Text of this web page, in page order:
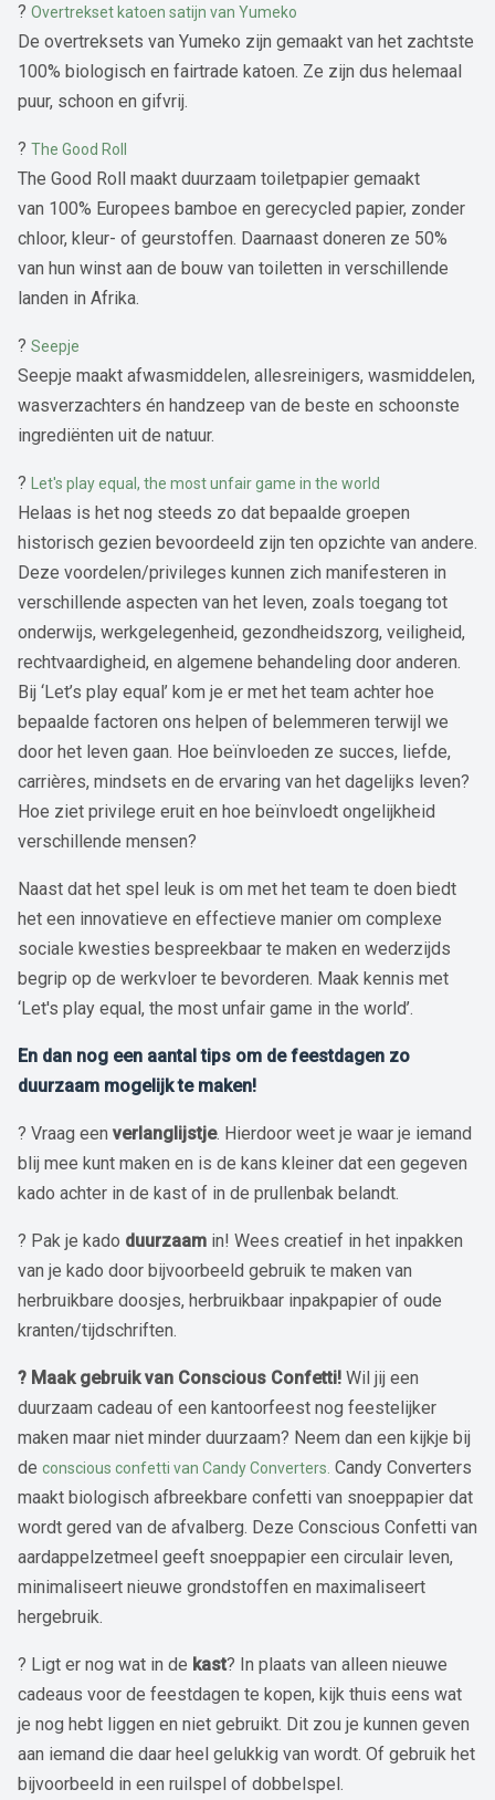
? Overtrekset katoen satijn van Yumeko
De overtreksets van Yumeko zijn gemaakt van het zachtste
100% biologisch en fairtrade katoen. Ze zijn dus helemaal
puur, schoon en gifvrij.
? The Good Roll
The Good Roll maakt duurzaam toiletpapier gemaakt
van 100% Europees bamboe en gerecycled papier, zonder
chloor, kleur- of geurstoffen. Daarnaast doneren ze 50%
van hun winst aan de bouw van toiletten in verschillende
landen in Afrika.
? Seepje
Seepje maakt afwasmiddelen, allesreinigers, wasmiddelen,
wasverzachters én handzeep van de beste en schoonste
ingrediënten uit de natuur.
? Let's play equal, the most unfair game in the world
Helaas is het nog steeds zo dat bepaalde groepen
historisch gezien bevoordeeld zijn ten opzichte van andere.
Deze voordelen/privileges kunnen zich manifesteren in
verschillende aspecten van het leven, zoals toegang tot
onderwijs, werkgelegenheid, gezondheidszorg, veiligheid,
rechtvaardigheid, en algemene behandeling door anderen.
Bij ‘Let’s play equal’ kom je er met het team achter hoe
bepaalde factoren ons helpen of belemmeren terwijl we
door het leven gaan. Hoe beïnvloeden ze succes, liefde,
carrières, mindsets en de ervaring van het dagelijks leven?
Hoe ziet privilege eruit en hoe beïnvloedt ongelijkheid
verschillende mensen?
Naast dat het spel leuk is om met het team te doen biedt
het een innovatieve en effectieve manier om complexe
sociale kwesties bespreekbaar te maken en wederzijds
begrip op de werkvloer te bevorderen. Maak kennis met
‘Let's play equal, the most unfair game in the world’.
En dan nog een aantal tips om de feestdagen zo
duurzaam mogelijk te maken!
? Vraag een verlanglijstje. Hierdoor weet je waar je iemand
blij mee kunt maken en is de kans kleiner dat een gegeven
kado achter in de kast of in de prullenbak belandt.
? Pak je kado duurzaam in! Wees creatief in het inpakken
van je kado door bijvoorbeeld gebruik te maken van
herbruikbare doosjes, herbruikbaar inpakpapier of oude
kranten/tijdschriften.
? Maak gebruik van Conscious Confetti! Wil jij een
duurzaam cadeau of een kantoorfeest nog feestelijker
maken maar niet minder duurzaam? Neem dan een kijkje bij
de conscious confetti van Candy Converters. Candy Converters
maakt biologisch afbreekbare confetti van snoeppapier dat
wordt gered van de afvalberg. Deze Conscious Confetti van
aardappelzetmeel geeft snoeppapier een circulair leven,
minimaliseert nieuwe grondstoffen en maximaliseert
hergebruik.
? Ligt er nog wat in de kast? In plaats van alleen nieuwe
cadeaus voor de feestdagen te kopen, kijk thuis eens wat
je nog hebt liggen en niet gebruikt. Dit zou je kunnen geven
aan iemand die daar heel gelukkig van wordt. Of gebruik het
bijvoorbeeld in een ruilspel of dobbelspel.